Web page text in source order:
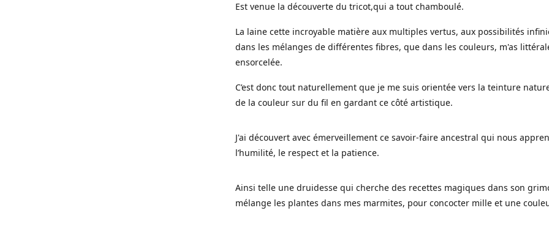
Est venue la découverte du tricot,qui a tout chamboulé.
La laine cette incroyable matière aux multiples vertus, aux possibilités
dans les mélanges de différentes fibres, que dans les couleurs, m'as
ensorcelée.
C’est donc tout naturellement que je me suis orientée vers la teinture
de la couleur sur du fil en gardant ce côté artistique.
J'ai découvert avec émerveillement ce savoir-faire ancestral qui nous
l’humilité, le respect et la patience.
Ainsi telle une druidesse qui cherche des recettes magiques dans son
mélange les plantes dans mes marmites, pour concocter mille et une